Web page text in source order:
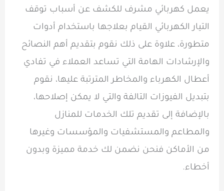
يعمل كهربائي مشرف للكشف عن أسباب توقف
التيار الكهربائي القيام بعلاجها باستخدام أدوات
متطورة، علاوة على ذلك نقوم بتقديم أهم النصائح
والإرشادات الهامة التي تساعد العملاء في تفادي
أعطال الكهرباء والمخاطر المترتبة عليها، نقوم
بتبديل الفيوزات التالفة والتي لا يمكن إصلاحها،
بالإضافة إلى تقديم تلك الخدمات للمنازل
والمطاعم والمستشفيات والمؤسسات وغيرها
من الأماكن فنحن نضمن لك خدمة مميزة وبدون
أخطاء.